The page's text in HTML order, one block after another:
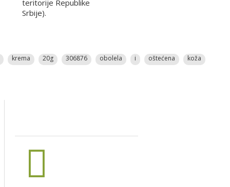
teritorije Republike
Srbije).
krema 20g 306876 obolela i oštećena koža